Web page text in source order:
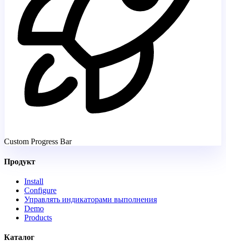
Custom Progress Bar
Продукт
Install
Configure
Управлять индикаторами выполнения
Demo
Products
Каталог